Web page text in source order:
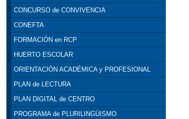
CONCURSO de CONVIVENCIA
CONEFTA
FORMACIÓN en RCP
HUERTO ESCOLAR
ORIENTACIÓN ACADÉMICA y PROFESIONAL
PLAN de LECTURA
PLAN DIGITAL de CENTRO
PROGRAMA de PLURILINGÜISMO